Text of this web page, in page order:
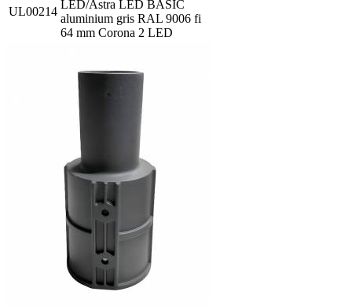
UL00214
LED/Astra LED BASIC
aluminium gris RAL 9006 fi
64 mm Corona 2 LED